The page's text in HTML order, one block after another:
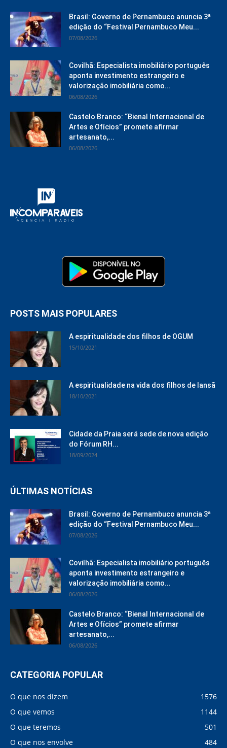
Brasil: Governo de Pernambuco anuncia 3ª
edição do “Festival Pernambuco Meu...
07/08/2026
Covilhã: Especialista imobiliário português
aponta investimento estrangeiro e
valorização imobiliária como...
06/08/2026
Castelo Branco: “Bienal Internacional de
Artes e Ofícios” promete afirmar
artesanato,...
06/08/2026
POSTS MAIS POPULARES
A espiritualidade dos filhos de OGUM
15/10/2021
A espiritualidade na vida dos filhos de Iansã
18/10/2021
Cidade da Praia será sede de nova edição
do Fórum RH...
18/09/2024
ÚLTIMAS NOTÍCIAS
Brasil: Governo de Pernambuco anuncia 3ª
edição do “Festival Pernambuco Meu...
07/08/2026
Covilhã: Especialista imobiliário português
aponta investimento estrangeiro e
valorização imobiliária como...
06/08/2026
Castelo Branco: “Bienal Internacional de
Artes e Ofícios” promete afirmar
artesanato,...
06/08/2026
CATEGORIA POPULAR
O que nos dizem
1576
O que vemos
1144
O que teremos
501
O que nos envolve
484